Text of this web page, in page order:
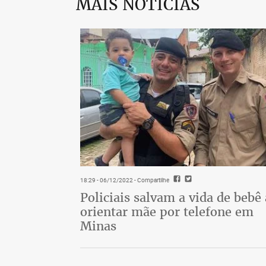
MAIS NOTÍCIAS
18:29 - 06/12/2022- Compartilhe
Policiais salvam a vida de bebê
orientar mãe por telefone em
Minas